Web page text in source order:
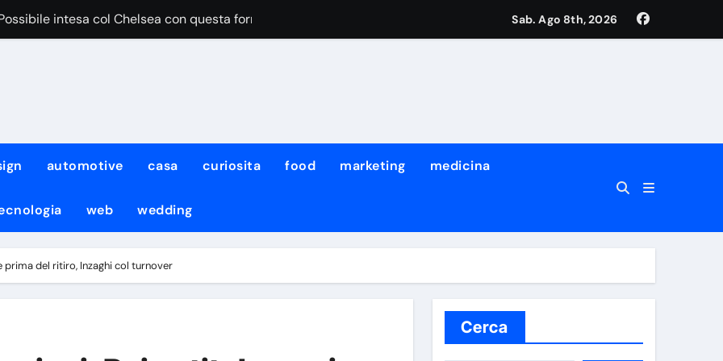
intesa col Chelsea con questa formula”
pensa al cambio modulo per lui
di Meta ha attaccato i sistemi di un’altra azienda: non è la prima volta che succede
fermato dal diluvio, lavoro atletico con KDB e Neres!
il Napoli non ci sarà il neo-acquisto Meichtry
Sab. Ago 8th, 2026
automotive casa curiosita food marketing medicina
web wedding
del ritiro, Inzaghi col turnover
Cerca